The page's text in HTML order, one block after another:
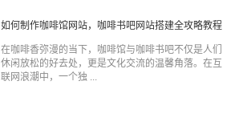
如何制作咖啡馆网站，咖啡书吧网站搭建全攻略教程
在咖啡香弥漫的当下，咖啡馆与咖啡书吧不仅是人们
休闲放松的好去处，更是文化交流的温馨角落。在互
联网浪潮中，一个独 ...